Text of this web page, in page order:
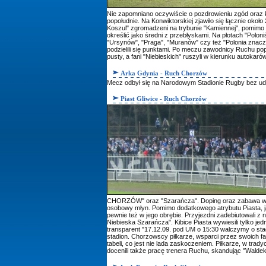
Nie zapomniano oczywiście o pozdrowieniu zgód
popołudnie. Na Konwiktorskiej zjawiło się łącznie
Koszul" zgromadzeni na trybunie "Kamiennej",
określić jako średni z przebłyskami. Na płotach
"Ursynów", "Praga", "Muranów" czy też "Polonia
podzielili się punktami. Po meczu zawodnicy Ruchu
pusty, a fani "Niebieskich" ruszyli w kierunku
Arka Gdynia - Ruch Chorzów
Mecz odbył się na Narodowym Stadionie Rugby bez
Piast Gliwice - Ruch Chorzów
CHORZÓW" oraz "Szarańcza". Doping oraz zabawa
osobowy młyn. Pomimo dodatkowego atrybutu
pewnie też w jego obrębie. Przyjezdni zadebiutowali
Niebieska Szarańcza". Kibice Piasta wywiesili tylko
transparent "17.12.09. pod UM o 15:30 walczymy o
stadion. Chorzowscy piłkarze, wsparci przez swoich
tabeli, co jest nie lada zaskoczeniem. Piłkarze, w
docenili także pracę trenera Ruchu, skandując